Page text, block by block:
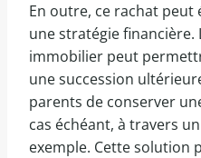
En outre, ce rachat peut
une stratégie financière.
immobilier peut
une succession
parents de conserver
cas échéant, à travers
exemple. Cette solution